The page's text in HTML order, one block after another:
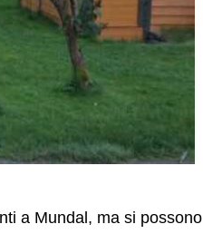
a Mundal, ma si possono